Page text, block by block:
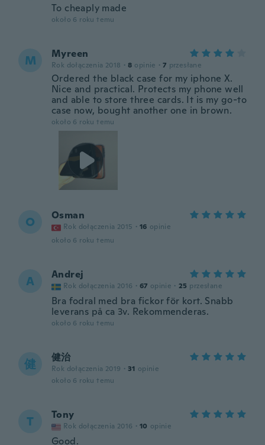
To cheaply made
około 6 roku temu
M Myreen
Rok dołączenia 2018 · 8 opinie · 7 przesłane
Ordered the black case for my iphone X.
Nice and practical. Protects my phone well
and able to store three cards. It is my go-to
case now, bought another one in brown.
około 6 roku temu
O Osman
Rok dołączenia 2015 · 16 opinie
około 6 roku temu
A Andrej
Rok dołączenia 2016 · 67 opinie · 25 przesłane
Bra fodral med bra fickor för kort. Snabb
leverans på ca 3v. Rekommenderas.
około 6 roku temu
健 健治
Rok dołączenia 2019 · 31 opinie
około 6 roku temu
T Tony
Rok dołączenia 2016 · 10 opinie
Good.